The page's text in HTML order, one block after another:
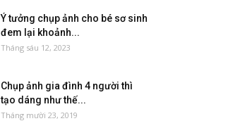
Ý tưởng chụp ảnh cho bé sơ sinh
đem lại khoảnh...
Tháng sáu 12, 2023
Chụp ảnh gia đình 4 người thì
tạo dáng như thế...
Tháng mười 23, 2019